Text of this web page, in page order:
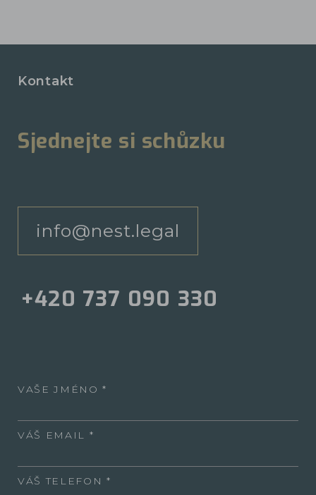
Kontakt
Sjednejte si schůzku
info@nest.legal
+420 737 090 330
VAŠE JMÉNO
VÁŠ EMAIL
VÁŠ TELEFON